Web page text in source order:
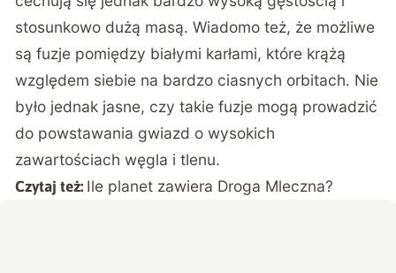
stosunkowo dużą masą. Wiadomo też, że możliwe
są fuzje pomiędzy białymi karłami, które krążą
względem siebie na bardzo ciasnych orbitach. Nie
było jednak jasne, czy takie fuzje mogą prowadzić
do powstawania gwiazd o wysokich
zawartościach węgla i tlenu.
Czytaj też: Ile planet zawiera Droga Mleczna?